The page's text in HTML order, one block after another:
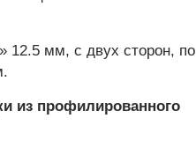
12.5 мм, с двух сторон, по
из профилированного